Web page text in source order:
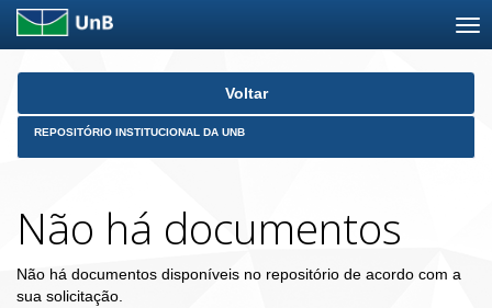
Skip
Voltar
REPOSITÓRIO INSTITUCIONAL DA UNB
Não há documentos
Não há documentos disponíveis no repositório de acordo com a
sua solicitação.